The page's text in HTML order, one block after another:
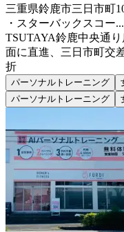
三重県鈴鹿市三日市町
・スターバックスコー...
TSUTAYA鈴鹿中央通
面に直進、三日市町交
折
パーソナルトレーニング
パーソナルトレーニング